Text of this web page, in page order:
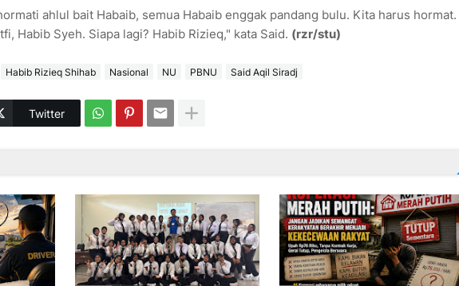
ahlul bait Habaib, semua Habaib enggak pandang bulu. Kita harus hormat.
Habib Syeh. Siapa lagi? Habib Rizieq," kata Said. (rzr/stu)
Habib Rizieq Shihab Nasional NU PBNU Said Aqil Siradj
Twitter